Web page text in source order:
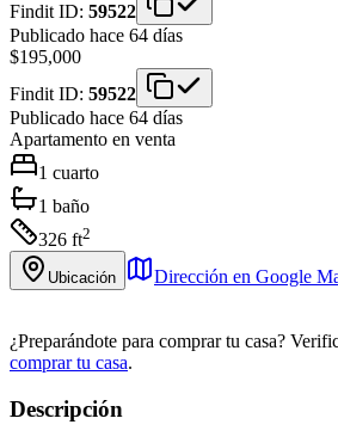
Findit ID: 59522
Publicado hace 64 días
$195,000
Findit ID: 59522
Publicado hace 64 días
Apartamento en venta
1 cuarto
1 baño
326 ft2
Ubicación Dirección en Google
¿Preparándote para comprar tu casa?
comprar tu casa.
Descripción